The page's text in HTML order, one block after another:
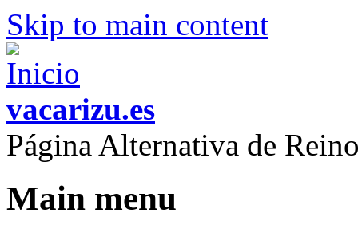
Skip to main content
vacarizu.es
Página Alternativa de
Main menu